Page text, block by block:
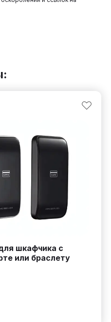
шкафчика с
или браслету